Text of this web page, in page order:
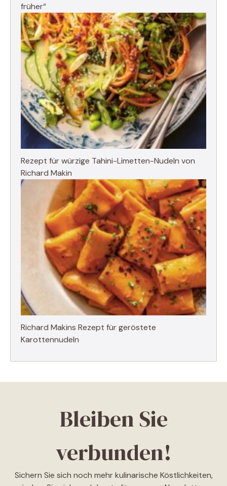
früher“
Rezept für würzige Tahini-Limetten-Nudeln von
Richard Makin
Richard Makins Rezept für geröstete
Karottennudeln
Bleiben Sie
verbunden!
Sichern Sie sich noch mehr kulinarische Köstlichkeiten,